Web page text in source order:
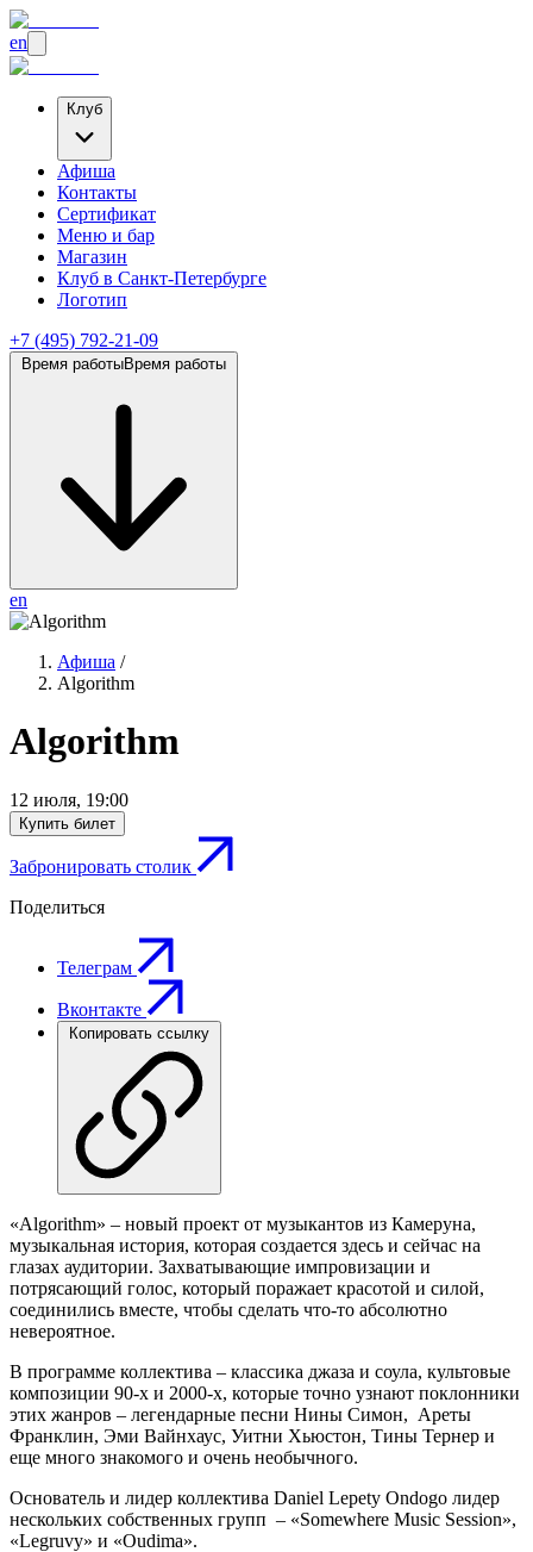
en
Клуб
Афиша
Контакты
Сертификат
Меню и бар
Магазин
Клуб в Санкт-Петербурге
Логотип
+7 (495) 792-21-09
Время работыВремя работы
en
Афиша /
Algorithm
Algorithm
12 июля, 19:00
Купить билет
Забронировать столик
Поделиться
Телеграм
Вконтакте
Копировать ссылку
«Algorithm» – новый проект от музыкантов из Камеруна,
музыкальная история, которая создается здесь и сейчас на
глазах аудитории. Захватывающие импровизации и
потрясающий голос, который поражает красотой и силой,
соединились вместе, чтобы сделать что-то абсолютно
невероятное.
В программе коллектива – классика джаза и соула, культовые
композиции 90-х и 2000-х, которые точно узнают поклонники
этих жанров – легендарные песни Нины Симон, Ареты
Франклин, Эми Вайнхаус, Уитни Хьюстон, Тины Тернер и
еще много знакомого и очень необычного.
Основатель и лидер коллектива Daniel Lepety Ondogo лидер
нескольких собственных групп – «Somewhere Music Session»,
«Legruvy» и «Oudima».